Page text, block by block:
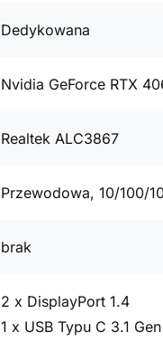
Dedykowana
Nvidia GeForce RTX
Realtek ALC3867
Przewodowa, 10/100/
brak
2 x DisplayPort 1.4
1 x USB Typu C 3.1